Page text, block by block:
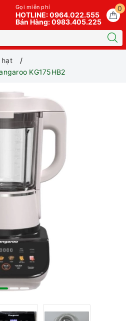
0
Gọi miễn phí
HOTLINE: 0964.022.555
Bán Hàng: 0983.405.225
hạt
KG175HB2